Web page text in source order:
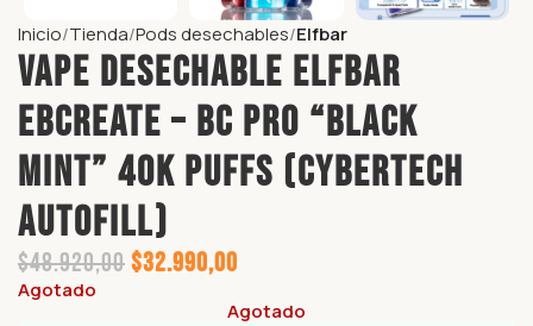
Inicio Tienda Pods desechables Elfbar
Vape Desechable ELFBAR
EBCREATE – BC PRO “BLACK
MINT” 40K puffs (CyberTech
Autofill)
$48.920,00$32.990,00
Agotado
Agotado